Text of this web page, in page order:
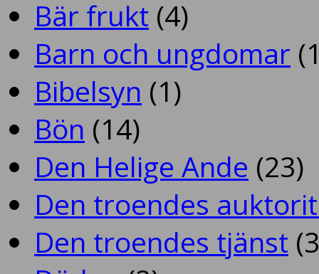
Bär frukt (4)
Barn och ungdomar
Bibelsyn (1)
Bön (14)
Den Helige Ande (23)
Den troendes
Den troendes tjänst